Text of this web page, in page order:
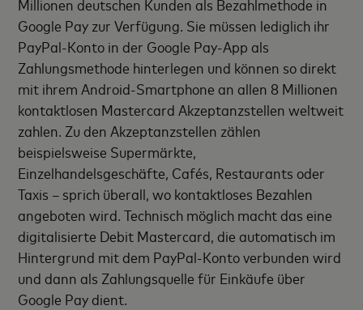
Millionen deutschen Kunden als Bezahlmethode in
Google Pay zur Verfügung. Sie müssen lediglich ihr
PayPal-Konto in der Google Pay-App als
Zahlungsmethode hinterlegen und können so direkt
mit ihrem Android-Smartphone an allen 8 Millionen
kontaktlosen Mastercard Akzeptanzstellen weltweit
zahlen. Zu den Akzeptanzstellen zählen
beispielsweise Supermärkte,
Einzelhandelsgeschäfte, Cafés, Restaurants oder
Taxis – sprich überall, wo kontaktloses Bezahlen
angeboten wird. Technisch möglich macht das eine
digitalisierte Debit Mastercard, die automatisch im
Hintergrund mit dem PayPal-Konto verbunden wird
und dann als Zahlungsquelle für Einkäufe über
Google Pay dient.